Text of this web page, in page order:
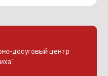
досуговый центр